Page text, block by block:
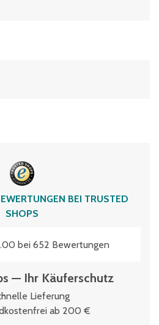
BEI TRUSTED
SHOPS
bei 652 Bewertungen
— Ihr Käuferschutz
Lieferung
ab 200 €